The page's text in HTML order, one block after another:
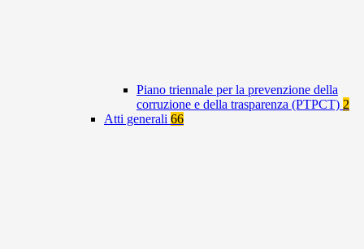
Piano triennale per la prevenzione della
corruzione e della trasparenza (PTPCT) 2
Atti generali 66